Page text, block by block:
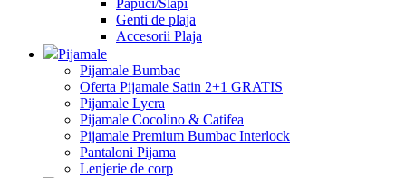
Papuci/Slapi
Genti de plaja
Accesorii Plaja
Pijamale
Pijamale Bumbac
Oferta Pijamale Satin 2+1 GRATIS
Pijamale Lycra
Pijamale Cocolino & Catifea
Pijamale Premium Bumbac Interlock
Pantaloni Pijama
Lenjerie de corp